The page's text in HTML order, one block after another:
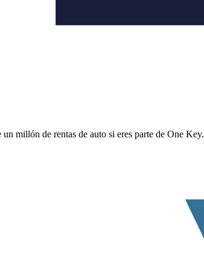
millón de rentas de auto si eres parte de One Key.